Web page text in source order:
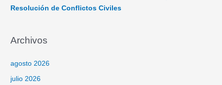
Resolución de Conflictos Civiles
Archivos
agosto 2026
julio 2026